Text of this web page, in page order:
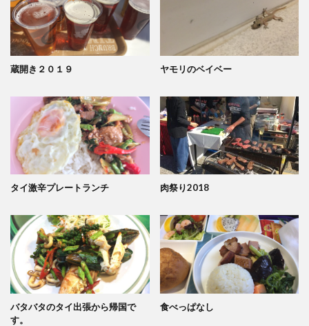
蔵開き２０１９ ヤモリのベイベー
タイ激辛プレートランチ 肉祭り2018
バタバタのタイ出張から帰国で
す。
食べっぱなし